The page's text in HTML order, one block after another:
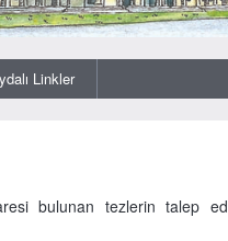
Linkler
bulunan tezlerin talep